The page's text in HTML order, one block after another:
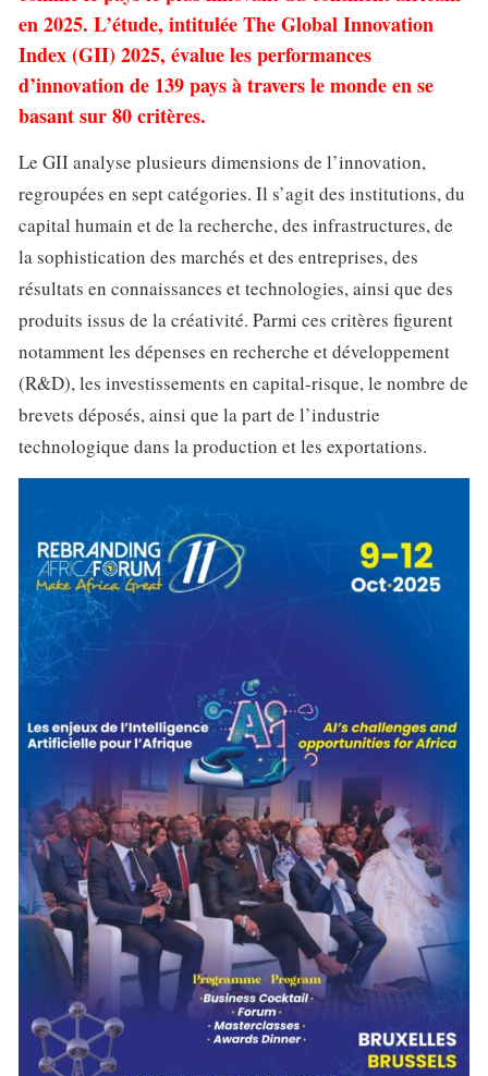
en 2025. L’étude, intitulée The Global Innovation
Index (GII) 2025, évalue les performances
d’innovation de 139 pays à travers le monde en se
basant sur 80 critères.
Le GII analyse plusieurs dimensions de l’innovation,
regroupées en sept catégories. Il s’agit des institutions, du
capital humain et de la recherche, des infrastructures, de
la sophistication des marchés et des entreprises, des
résultats en connaissances et technologies, ainsi que des
produits issus de la créativité. Parmi ces critères figurent
notamment les dépenses en recherche et développement
(R&D), les investissements en capital-risque, le nombre de
brevets déposés, ainsi que la part de l’industrie
technologique dans la production et les exportations.